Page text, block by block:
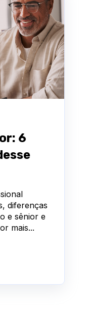
6
diferenças
e sênior e
mais...